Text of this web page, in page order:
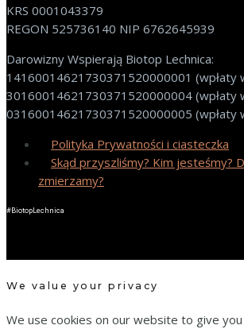
KRS 0001043379
REGON 525736140 NIP 6762645939
Darowizny Wspierają Biotop Lechnica:
14160014621730371520000001 (wpłaty
30160014621730371520000004 (wpłaty
03160014621730371520000005 (wpłaty
Polityka Prywatności i ciasteczka
Skąd przyszliśmy? Kim jesteśmy?
zmierzamy?
#BiotopLechnica
We value your privacy
We use cookies on our website to give